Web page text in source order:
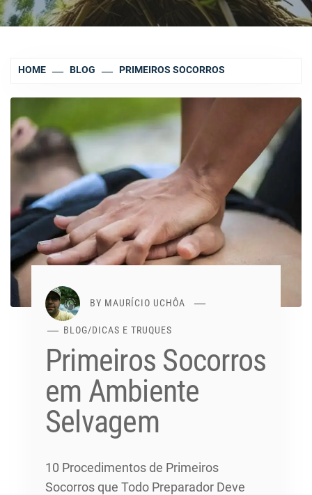
HOME BLOG PRIMEIROS SOCORROS
BY MAURÍCIO UCHÔA
BLOG/DICAS E TRUQUES
Primeiros Socorros
em Ambiente
Selvagem
10 Procedimentos de Primeiros
Socorros que Todo Preparador Deve